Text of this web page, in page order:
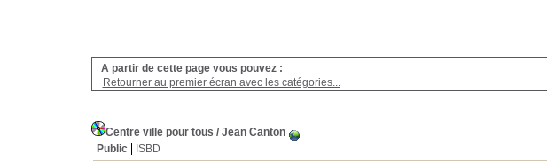
A partir de cette page vous pouvez :
Retourner au premier écran avec les catégories...
Centre ville pour tous / Jean Canton
Public
ISBD